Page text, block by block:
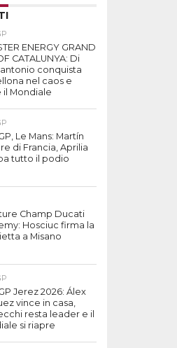
ENERGY GRAND
CATALUNYA: Di
conquista
nel caos e
il Mondiale
Le Mans: Martín
di Francia, Aprilia
tutto il podio
Champ Ducati
Hosciuc firma la
a Misano
Jerez 2026: Álex
vince in casa,
resta leader e il
si riapre